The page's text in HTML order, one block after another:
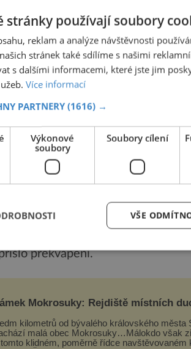
tukové tkáně prorůstají nervy,
nebo ukládání tuku.
tam chtěli jen zjistit, jak
kterým pomocí určitých látek
překvapení.
Mokrosuky: Rejdiště místních
kilometrů od bývalého královského města
malá obec Mokrosuky…Málokdo však
klidném, poměrně řídce navštěvovaném
stránky používají soubory
reklam a analýze návštěvnosti
stránek také sdílíme s našimi
s dalšími informacemi, které jste jim
Více informací
PARTNERY (1616) →
Výkonové
soubory
Soubory cílení
VŠE